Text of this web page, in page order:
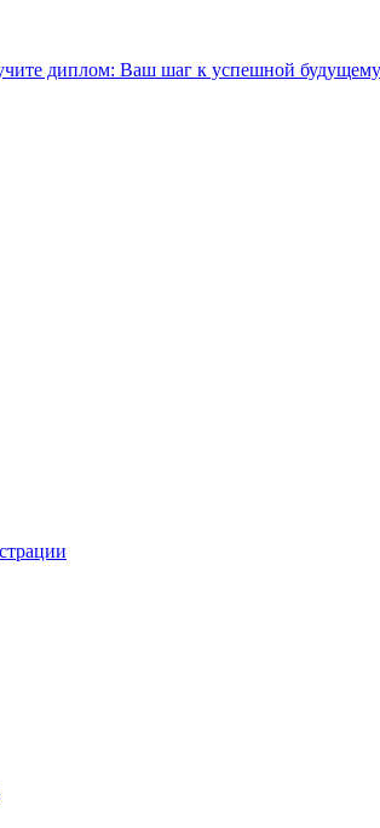
диплом: Ваш шаг к успешной будущему